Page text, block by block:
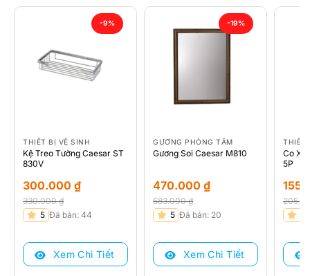
-9%
THIẾT BỊ VỆ SINH
Kệ Treo Tường Caesar ST
830V
330.000₫
Giá
là:
330.000 ₫.
300.000 ₫
Giá
tại
300.000 ₫.
5 Đã bán: 44
Xem Chi Tiết
-19%
GƯƠNG PHÒNG TẮM
Gương Soi Caesar M810
583.000₫
Giá
là:
583.000 ₫.
470.000₫
Giá
tại
470.000 ₫.
5 Đã bán: 20
Xem Chi Tiết
THIẾT
Co Xả
5P
Giá
là:
Giá
tại